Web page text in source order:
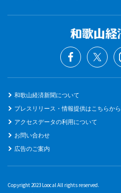
和歌山経済新聞について
プレスリリース・情報提供はこちらから
アクセスデータの利用について
お問い合わせ
広告のご案内
Copyright 2023 Loocal All rights reserved.